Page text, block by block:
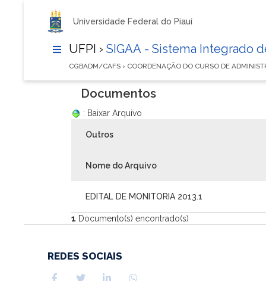
Universidade Federal do Piauí
UFPI › SIGAA - Sistema Integrado
CGBADM/CAFS › COORDENAÇÃO DO CURSO DE
Documentos
: Baixar Arquivo
Outros
Nome do Arquivo
EDITAL DE MONITORIA 2013.1
1 Documento(s) encontrado(s)
REDES SOCIAIS